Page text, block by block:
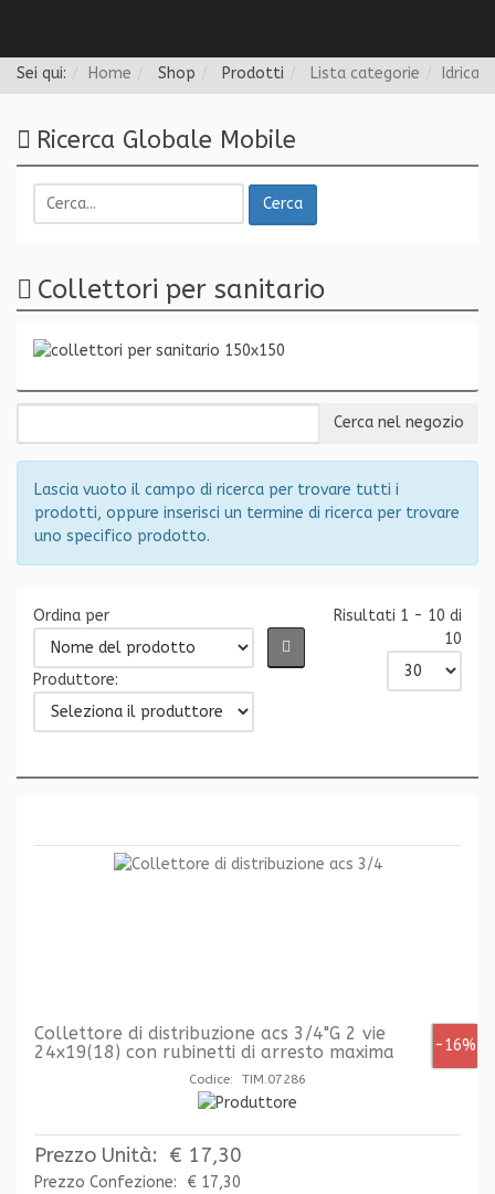
Sei qui: Home Shop Prodotti Lista categorie Idrica
Ricerca Globale Mobile
Cerca
Collettori per sanitario
Lascia vuoto il campo di ricerca per trovare tutti i
prodotti, oppure inserisci un termine di ricerca per trovare
uno specifico prodotto.
Ordina per
Produttore:
Risultati 1 - 10 di
10
-16%
Collettore di distribuzione acs 3/4"G 2 vie
24x19(18) con rubinetti di arresto maxima
Codice: TIM.07286
Prezzo Unità: € 17,30
Prezzo Confezione:
€ 17,30